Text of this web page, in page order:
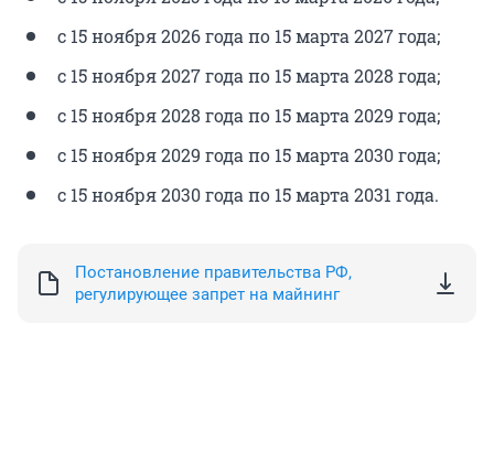
с 15 ноября 2026 года по 15 марта 2027 года;
с 15 ноября 2027 года по 15 марта 2028 года;
с 15 ноября 2028 года по 15 марта 2029 года;
с 15 ноября 2029 года по 15 марта 2030 года;
с 15 ноября 2030 года по 15 марта 2031 года.
Постановление правительства РФ,
регулирующее запрет на майнинг